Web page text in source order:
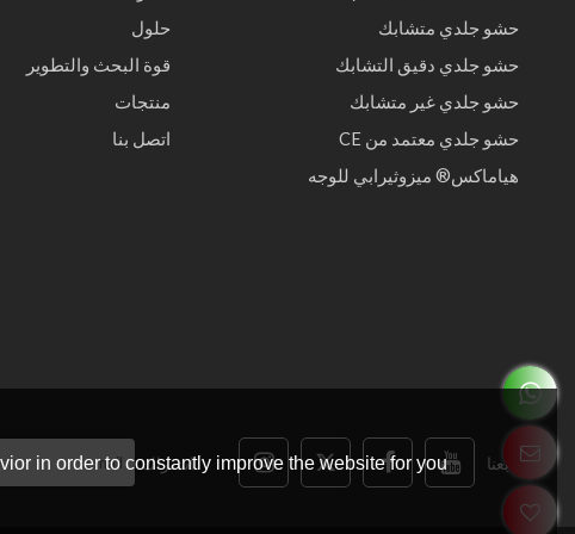
حشو جلدي متشابك
حشو جلدي دقيق التشابك
حشو جلدي غير متشابك
حشو جلدي معتمد من CE
هياماكس® ميزوثيرابي للوجه
حلول
قوة البحث والتطوير
منتجات
اتصل بنا
تابعنا اشتراك
in order to constantly improve the website for you.